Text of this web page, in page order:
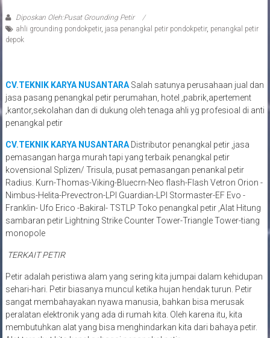
Diposkan Oleh:Pusat Grounding Petir
ahli grounding pondokpetir, jasa penangkal petir pondokpetir, penangkal petir
depok
CV.TEKNIK KARYA NUSANTARASalah satunya perusahaan jual dan
jasa pasang penangkal petir perumahan, hotel ,pabrik,apertement
,kantor,sekolahan dan di dukung oleh tenaga ahli yg profesioal di anti
penangkal petir
CV.TEKNIK KARYA NUSANTARA Distributor penangkal petir ,jasa
pemasangan harga murah tapi yang terbaik penangkal petir
kovensional Splizen/ Trisula, pusat pemasangan penankal petir
Radius. Kurn-Thomas-Viking-Bluecrn-Neo flash-Flash Vetron Orion -
Nimbus-Helita-Prevectron-LPI Guardian-LPI Stormaster-EF Evo -
Franklin- Ufo Erico -Bakiral- TSTLP Toko penangkal petir ,Alat Hitung
sambaran petir Lightning Strike Counter Tower-Triangle Tower-tiang
monopole
TERKAIT PETIR
Petir adalah peristiwa alam yang sering kita jumpai dalam kehidupan
sehari-hari. Petir biasanya muncul ketika hujan hendak turun. Petir
sangat membahayakan nyawa manusia, bahkan bisa merusak
peralatan elektronik yang ada di rumah kita. Oleh karena itu, kita
membutuhkan alat yang bisa menghindarkan kita dari bahaya petir.